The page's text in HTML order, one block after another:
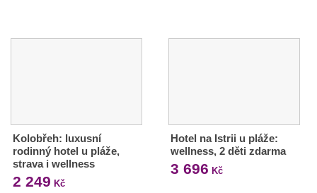
Kolobřeh: luxusní
rodinný hotel u pláže,
strava i wellness
2 249 Kč
Hotel na Istrii u pláže:
wellness, 2 děti zdarma
3 696 Kč